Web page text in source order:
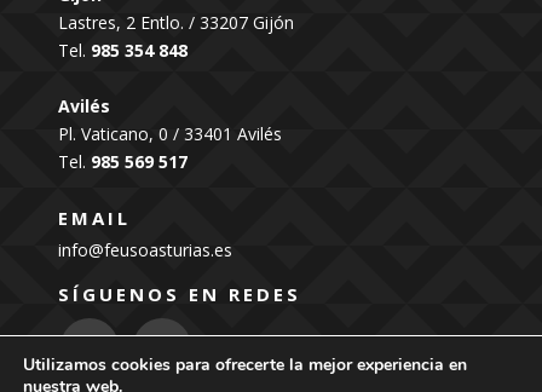
Lastres, 2 Entlo. / 33207 Gijón
Tel. 985 354 848
Avilés
Pl. Vaticano, 0 / 33401 Avilés
Tel. 985 569 517
EMAIL
info@feusoasturias.es
SÍGUENOS EN REDES
Utilizamos cookies para ofrecerte la mejor experiencia en
nuestra web.